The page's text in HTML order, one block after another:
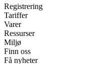
Registrering
Tariffer
Varer
Ressurser
Miljø
Finn oss
Få nyheter